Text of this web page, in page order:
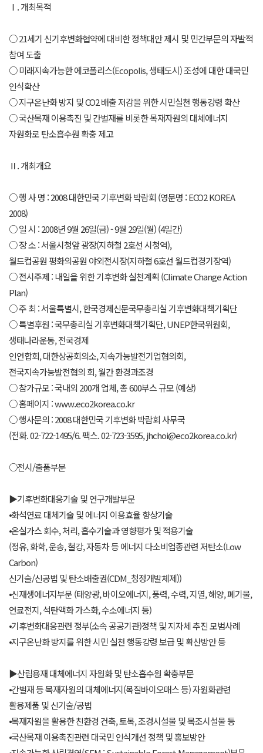
Ⅰ. 개최목적
○ 21세기 신기후변화협약에 대비한 정책대안 제시 및 민간부문의 자발적
참여 도출
○ 미래지속가능한 에코폴리스(Ecopolis, 생태도시) 조성에 대한 대국민
인식확산
○ 지구온난화 방지 및 CO2 배출 저감을 위한 시민실천 행동강령 확산
○ 국산목재 이용촉진 및 간벌재를 비롯한 목재자원의 대체에너지
자원화로 탄소흡수원 확충 제고
Ⅱ. 개최개요
○ 행 사 명 : 2008 대한민국 기후변화 박람회 (영문명 : ECO2 KOREA
2008)
○ 일 시 : 2008년 9월 26일(금) - 9월 29일(월) (4일간)
○ 장 소 : 서울시청앞 광장(지하철 2호선 시청역),
월드컵공원 평화의공원 야외전시장(지하철 6호선 월드컵경기장역)
○ 전시주제 : 내일을 위한 기후변화 실천계획 (Climate Change Action
Plan)
○ 주 최 : 서울특별시, 한국경제신문국무총리실 기후변화대책기획단
○ 특별후원 : 국무총리실 기후변화대책기획단, UNEP한국위원회,
생태나라운동, 전국경제
인연합회, 대한상공회의소, 지속가능발전기업협의회,
전국지속가능발전협의 회, 월간 환경과조경
○ 참가규모 : 국내외 200개 업체, 총 600부스 규모 (예상)
○ 홈페이지 : www.eco2korea.co.kr
○ 행사문의 : 2008 대한민국 기후변화 박람회 사무국
(전화. 02-722-1495/6. 팩스. 02-723-3595, jhchoi@eco2korea.co.kr)
○전시/출품부문
▶기후변화대응기술 및 연구개발부문
⦁화석연료 대체기술 및 에너지 이용효율 향상기술
⦁온실가스 회수, 처리, 흡수기술과 영향평가 및 적용기술
(정유, 화학, 운송, 철강, 자동차 등 에너지 다소비업종관련 저탄소(Low
Carbon)
신기술/신공법 및 탄소배출권(CDM_청정개발체제))
⦁신재생에너지부문 (태양광, 바이오에너지, 풍력, 수력, 지열, 해양, 폐기물,
연료전지, 석탄액화 가스화, 수소에너지 등)
⦁기후변화대응관련 정부(소속 공공기관)정책 및 지자체 추진 모범사례
⦁지구온난화 방지를 위한 시민 실천 행동강령 보급 및 확산방안 등
▶산림용재 대체에너지 자원화 및 탄소흡수원 확충부문
⦁간벌재 등 목재자원의 대체에너지(목질바이오매스 등) 자원화관련
활용제품 및 신기술/공법
⦁목재자원을 활용한 친환경 건축, 토목, 조경시설물 및 목조시설물 등
⦁국산목재 이용촉진관련 대국민 인식개선 정책 및 홍보방안